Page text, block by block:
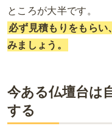
ところが大半です。
必ず見積もりをもらい
みましょう。
今ある仏壇台は
する